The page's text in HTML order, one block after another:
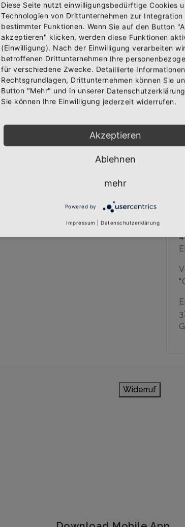
Widerruf
Abonniere jetzt unseren Newsletter
Bekomme die aktuellsten News über neue
zudem einen 10% Gutschein für deine nächste
Bestellung.
Abonnieren
Diese Seite nutzt einwilligungsbedürftige Cookies
Technologien von Drittunternehmen zur Integration
bestimmter Funktionen. Wenn Sie auf den Button
akzeptieren" klicken, werden diese Funktionen
(Einwilligung). Nach der Einwilligung verarbeiten
betroffenen Drittunternehmen Ihre
für verschiedene Zwecke. Detaillierte
Rechtsgrundlagen, Drittunternehmen können Sie
Button "Mehr" und in unserer
Sie können Ihre Einwilligung jederzeit widerrufen.
Akzeptieren
Ablehnen
mehr
Powered by
Impressum Datenschutzerklärung